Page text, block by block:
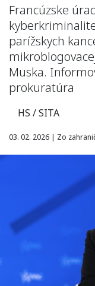
Francúzske
parížskych
Muska.
prokuratúra
HS / SITA
03. 02. 2026 | Zo